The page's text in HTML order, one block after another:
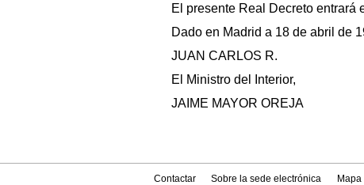
El presente Real Decreto
Dado en Madrid a 18 de abril de
JUAN CARLOS R.
El Ministro del Interior,
JAIME MAYOR OREJA
Contactar Sobre la sede electrónica Mapa